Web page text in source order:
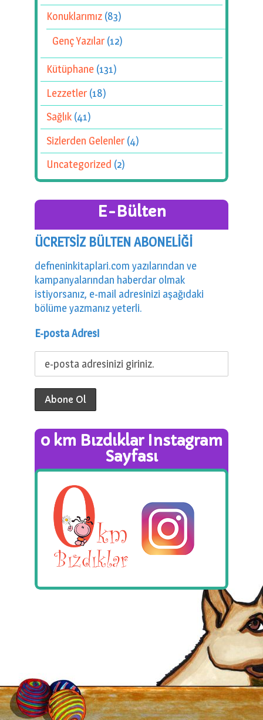
Konuklarımız (83)
Genç Yazılar(12)
Kütüphane (131)
Lezzetler(18)
Sağlık (41)
Sizlerden Gelenler(4)
Uncategorized (2)
E-Bülten
ÜCRETSİZ BÜLTEN ABONELİĞİ
defneninkitaplari.com yazılarından ve
kampanyalarından haberdar olmak
istiyorsanız, e-mail adresinizi aşağıdaki
bölüme yazmanız yeterli.
E-posta Adresi
0 km Bızdıklar Instagram
Sayfası